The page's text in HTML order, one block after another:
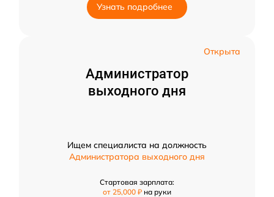
Узнать подробнее
Открыта
Администратор
выходного дня
Ищем специалиста на должность
Администратора выходного дня
Стартовая зарплата:
от 25,000 ₽ на руки